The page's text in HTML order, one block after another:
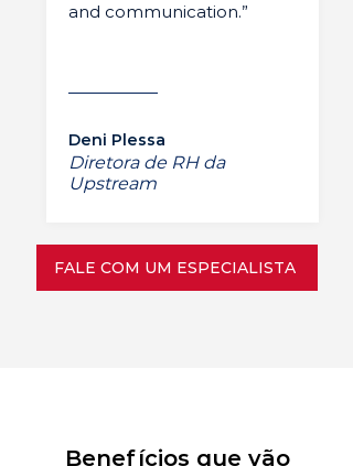
and communication.”
Deni Plessa
Diretora de RH da
Upstream
FALE COM UM ESPECIALISTA
Benefícios que vão